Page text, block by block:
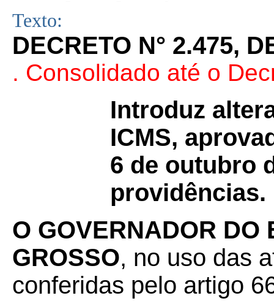
Texto:
DECRETO N° 2.475,
. Consolidado até o
Introduz
ICMS,
6 de outubro
providências.
O GOVERNADOR DO
GROSSO, no uso das
conferidas pelo artigo